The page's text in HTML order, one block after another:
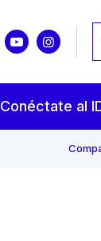
Conéctate al